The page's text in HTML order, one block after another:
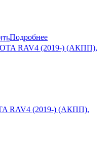
Подробнее
RAV4 (2019-) (АКПП),